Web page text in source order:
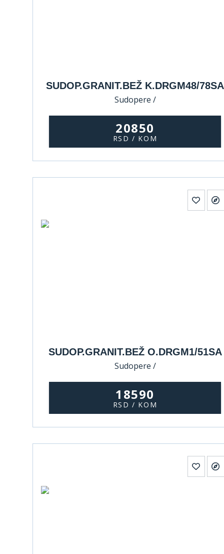
SUDOP.GRANIT.BEŽ K.DRGM48/78SA
Sudopere /
20850
RSD / KOM
SUDOP.GRANIT.BEŽ O.DRGM1/51SA
Sudopere /
18590
RSD / KOM